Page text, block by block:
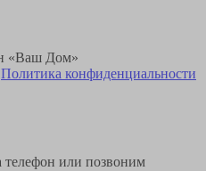
«Ваш Дом»
Политика конфиденциальности
или позвоним